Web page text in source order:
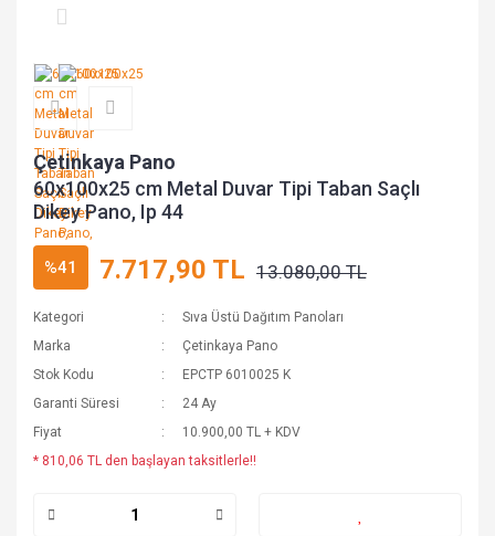
Çetinkaya Pano
60x100x25 cm Metal Duvar Tipi Taban Saçlı
Dikey Pano, Ip 44
%41 7.717,90 TL 13.080,00 TL
Kategori
Sıva Üstü Dağıtım Panoları
Marka
Çetinkaya Pano
Stok Kodu
EPCTP 6010025 K
Garanti Süresi
24 Ay
Fiyat
10.900,00 TL + KDV
* 810,06 TL den başlayan taksitlerle!!